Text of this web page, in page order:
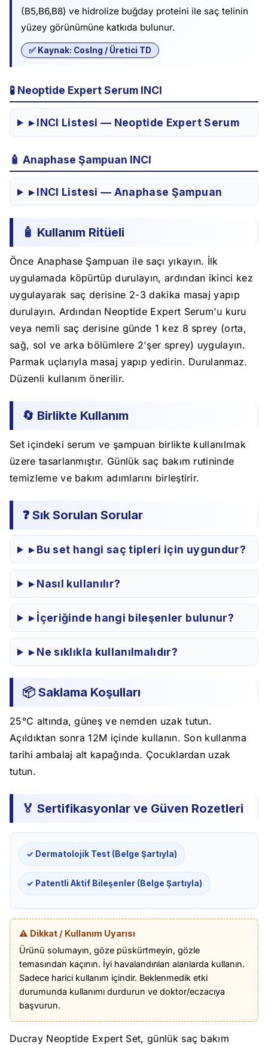
(B5,B6,B8) ve hidrolize buğday proteini ile saç telinin
yüzey görünümüne katkıda bulunur.
✅ Kaynak: CosIng / Üretici TD
🧪 Neoptide Expert Serum INCI
▸ INCI Listesi — Neoptide Expert Serum
🧴 Anaphase Şampuan INCI
▸ INCI Listesi — Anaphase Şampuan
🧴 Kullanım Ritüeli
Önce Anaphase Şampuan ile saçı yıkayın. İlk
uygulamada köpürtüp durulayın, ardından ikinci kez
uygulayarak saç derisine 2-3 dakika masaj yapıp
durulayın. Ardından Neoptide Expert Serum'u kuru
veya nemli saç derisine günde 1 kez 8 sprey (orta,
sağ, sol ve arka bölümlere 2'şer sprey) uygulayın.
Parmak uçlarıyla masaj yapıp yedirin. Durulanmaz.
Düzenli kullanım önerilir.
🔄 Birlikte Kullanım
Set içindeki serum ve şampuan birlikte kullanılmak
üzere tasarlanmıştır. Günlük saç bakım rutininde
temizleme ve bakım adımlarını birleştirir.
❓ Sık Sorulan Sorular
▸ Bu set hangi saç tipleri için uygundur?
▸ Nasıl kullanılır?
▸ İçeriğinde hangi bileşenler bulunur?
▸ Ne sıklıkla kullanılmalıdır?
📦 Saklama Koşulları
25°C altında, güneş ve nemden uzak tutun.
Açıldıktan sonra 12M içinde kullanın. Son kullanma
tarihi ambalaj alt kapağında. Çocuklardan uzak
tutun.
🏅 Sertifikasyonlar ve Güven Rozetleri
✓ Dermatolojik Test (Belge Şartıyla)
✓ Patentli Aktif Bileşenler (Belge Şartıyla)
⚠️ Dikkat / Kullanım Uyarısı
Ürünü solumayın, göze püskürtmeyin, gözle
temasından kaçının. İyi havalandırılan alanlarda kullanın.
Sadece harici kullanım içindir. Beklenmedik etki
durumunda kullanımı durdurun ve doktor/eczacıya
başvurun.
Ducray Neoptide Expert Set, günlük saç bakım